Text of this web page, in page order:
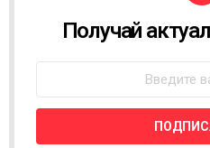
В
С
Т
Н
Получай